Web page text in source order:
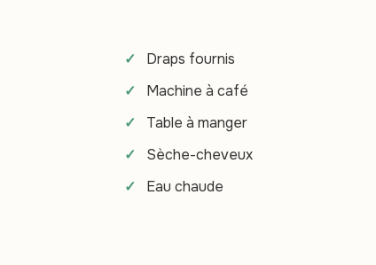
Draps fournis
Machine à café
Table à manger
Sèche-cheveux
Eau chaude